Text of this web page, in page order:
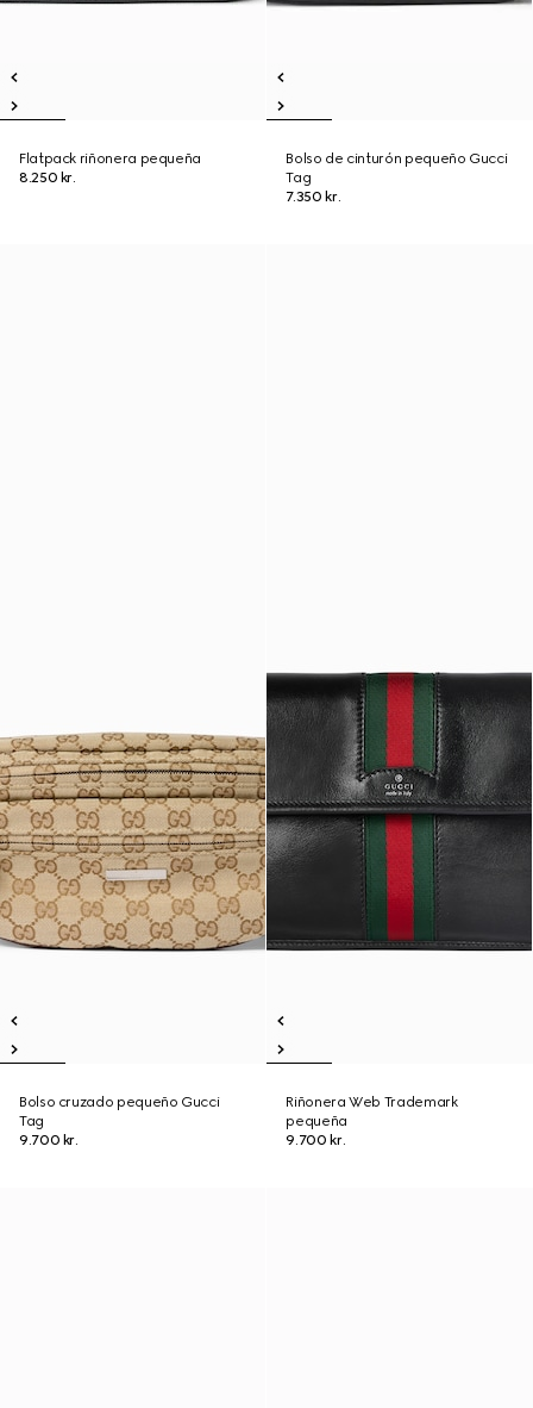
Flatpack riñonera pequeña
8.250 kr.
Bolso de cinturón pequeño Gucci
Tag
7.350 kr.
Bolso cruzado pequeño Gucci
Tag
9.700 kr.
Riñonera Web Trademark
pequeña
9.700 kr.